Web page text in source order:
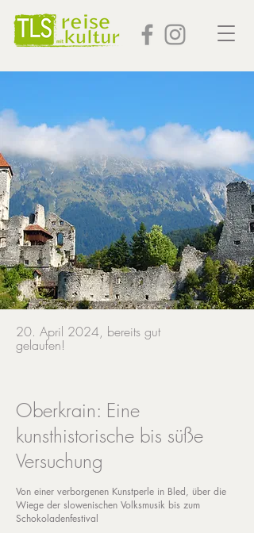
20. April 2024, bereits gut
gelaufen!
Oberkrain: Eine
kunsthistorische bis süße
Versuchung
Von einer verborgenen Kunstperle in Bled, über die
Wiege der slowenischen Volksmusik bis zum
Schokoladenfestival